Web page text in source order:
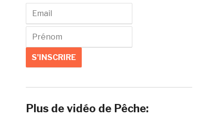
Plus de vidéo de Pêche: